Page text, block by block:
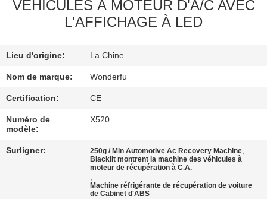
CONTRÔLE
QUALITÉ
CONTACTEZ-
NOUS
DEMANDEZ
VÉHICULES À MOTEUR D'A/C AVEC
L'AFFICHAGE À LED
Lieu d'origine: La Chine
Nom de marque: Wonderfu
Certification: CE
Numéro de
modèle:
X520
Surligner: 250g / Min Automotive Ac Recovery Machine,
Blacklit montrent la machine des véhicules à
moteur de récupération à C.A.
,
Machine réfrigérante de récupération de voiture
de Cabinet d'ABS